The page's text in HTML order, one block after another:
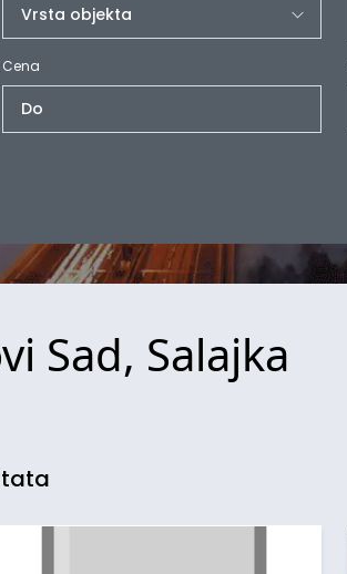
Cena
Sad, Salajka